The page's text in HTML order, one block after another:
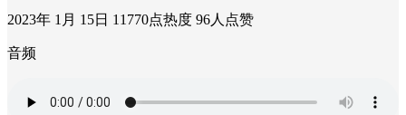
2023年 1月 15日 11770点热度 96人点赞
音频